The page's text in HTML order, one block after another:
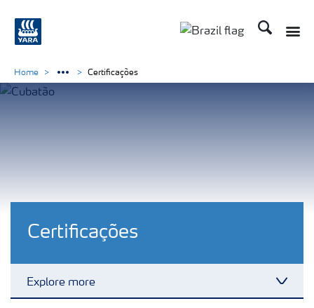
Busca
Certificações
Explore more
Home Certificações